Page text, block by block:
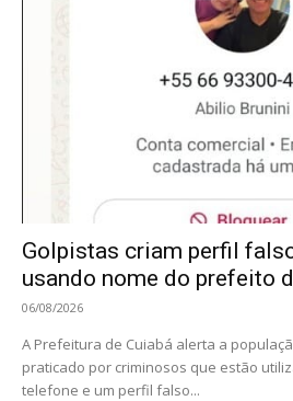
Golpistas criam perfil
usando nome do prefeito
06/08/2026
A Prefeitura de Cuiabá alerta a
praticado por criminosos que estão
telefone e um perfil falso...